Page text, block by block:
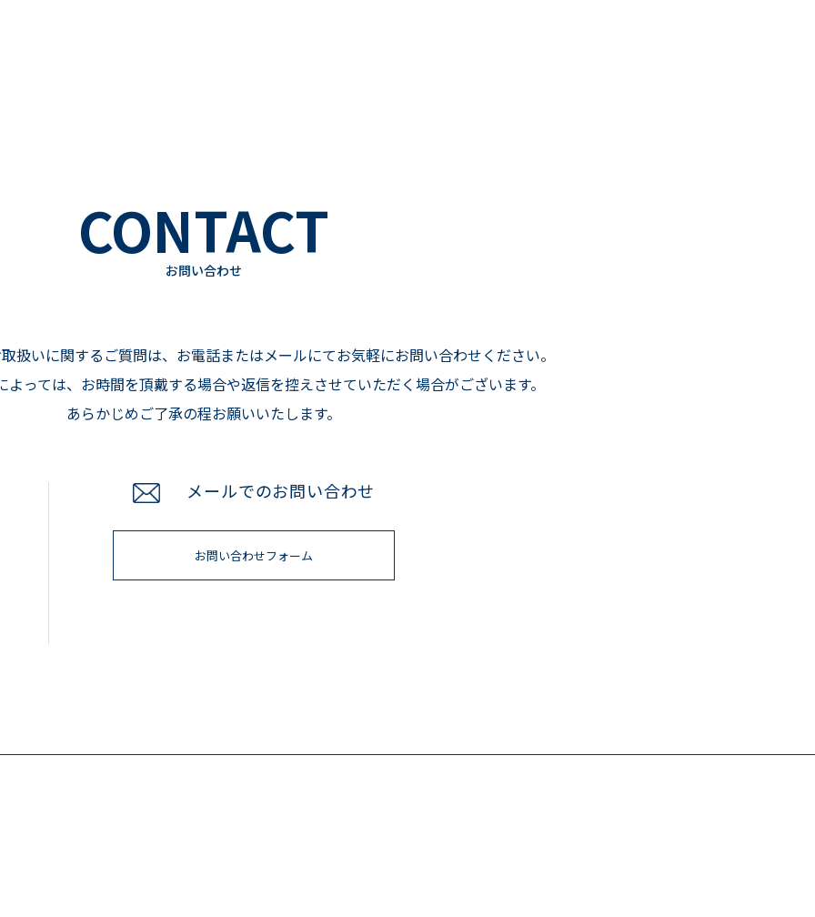
CONTACT
お問い合わせ
扱いに関するご質問は、お電話またはメールにてお気軽にお問い合わせください。
っては、お時間を頂戴する場合や返信を控えさせていただく場合がございます。
あらかじめご了承の程お願いいたします。
メールでのお問い合わせ
お問い合わせフォーム